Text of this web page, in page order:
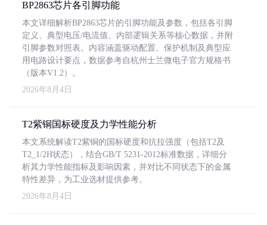
BP2863芯片各引脚功能
本文详细解析BP2863芯片的引脚功能及参数，包括各引脚
定义、典型电压/电流值、内部逻辑关系等核心数据，并附
引脚参数对照表。内容涵盖驱动配置、保护机制及典型应
用电路设计要点，数据参考自杭州士兰微电子官方规格书
（版本V1.2）。
2026年8月4日
T2紫铜国标硬度及力学性能分析
本文系统解读T2紫铜的国标硬度和抗拉强度（包括T2及
T2_1/2H状态），结合GB/T 5231-2012标准数据，详细分
析其力学性能指标及影响因素，并对比不同状态下的金属
特性差异，为工业选材提供参考。
2026年8月4日